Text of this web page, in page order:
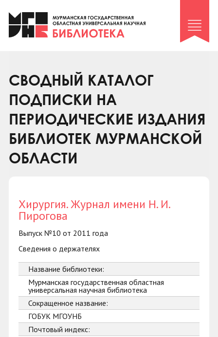
Клуб «Гиря и сельдерей»
Клуб «Семейный архив»
Коллегам
Контакты
СВОДНЫЙ КАТАЛОГ
ПОДПИСКИ НА
ПЕРИОДИЧЕСКИЕ ИЗДАНИЯ
БИБЛИОТЕК МУРМАНСКОЙ
ОБЛАСТИ
Хирургия. Журнал имени Н. И.
Пирогова
Выпуск №10 от 2011 года
Сведения о держателях
Название библиотеки:
Мурманская государственная областная
универсальная научная библиотека
Сокращенное название:
ГОБУК МГОУНБ
Почтовый индекс: